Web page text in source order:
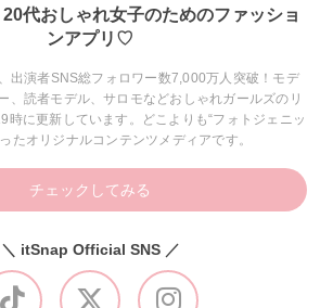
20代おしゃれ女子のためのファッショ
ンアプリ♡
出演者SNS総フォロワー数7,000万人突破！モデ
、読者モデル、サロモなどおしゃれガールズのリ
時に更新しています。どこよりも“フォトジェニッ
たオリジナルコンテンツメディアです。
チェックしてみる
＼ itSnap Official SNS ／